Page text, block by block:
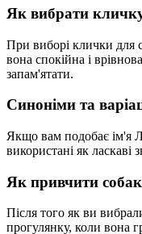
Як вибрати
При виборі клички для
вона спокійна і
запам'ятати.
Синоніми та
Якщо вам подобає ім'я
використані як ласкаві
Як привчити
Після того як ви
прогулянку, коли вона